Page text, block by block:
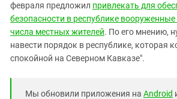
февраля предложил привлекать для
безопасности в республике
числа местных жителей. По его мнению,
навести порядок в республике, которая
спокойной на Северном Кавказе".
Мы обновили приложения на Android